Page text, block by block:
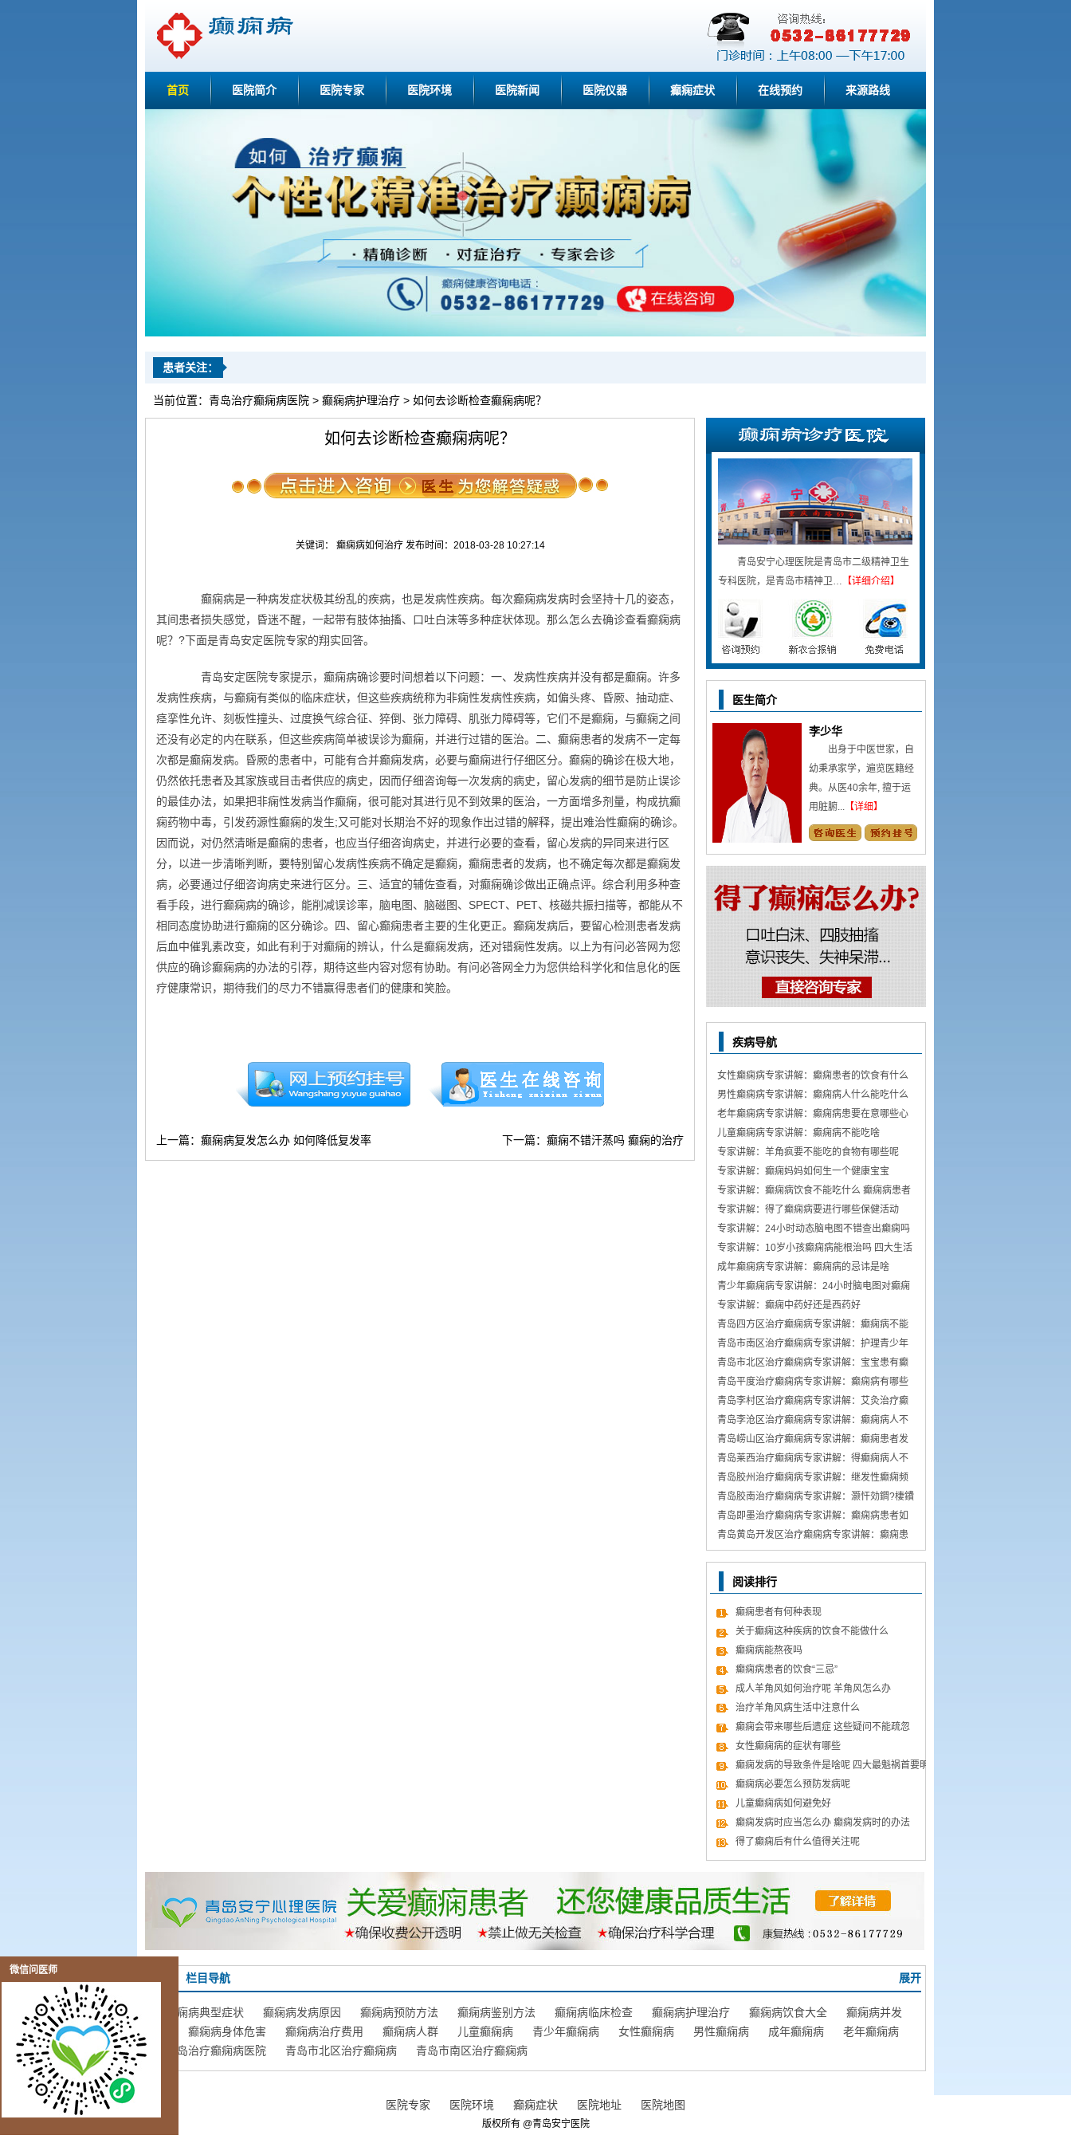
首页 医院简介 医院专家 医院环境 医院新闻 医院仪器 癫痫症状 在线预约 来源路线
患者关注：
当前位置： 青岛治疗癫痫病医院 > 癫痫病护理治疗 > 如何去诊断检查癫痫病呢？
如何去诊断检查癫痫病呢？
关键词： 癫痫病如何治疗 发布时间：2018-03-28 10:27:14
癫痫病是一种病发症状极其纷乱的疾病，也是发病性疾病。每次癫痫病发病时会坚持十几的姿态，
其间患者损失感觉，昏迷不醒，一起带有肢体抽搐、口吐白沫等多种症状体现。那么怎么去确诊查看癫痫病
呢？?下面是青岛安定医院专家的翔实回答。
青岛安定医院专家提示，癫痫病确诊要时间想着以下问题：一、发病性疾病并没有都是癫痫。许多
发病性疾病，与癫痫有类似的临床症状，但这些疾病统称为非痫性发病性疾病，如偏头疼、昏厥、抽动症、
痉挛性允许、刻板性撞头、过度换气综合征、猝倒、张力障碍、肌张力障碍等，它们不是癫痫，与癫痫之间
还没有必定的内在联系，但这些疾病简单被误诊为癫痫，并进行过错的医治。二、癫痫患者的发病不一定每
次都是癫痫发病。昏厥的患者中，可能有合并癫痫发病，必要与癫痫进行仔细区分。癫痫的确诊在极大地，
仍然依托患者及其家族或目击者供应的病史，因而仔细咨询每一次发病的病史，留心发病的细节是防止误诊
的最佳办法，如果把非痫性发病当作癫痫，很可能对其进行见不到效果的医治，一方面增多剂量，构成抗癫
痫药物中毒，引发药源性癫痫的发生;又可能对长期治不好的现象作出过错的解释，提出难治性癫痫的确诊。
因而说，对仍然清晰是癫痫的患者，也应当仔细咨询病史，并进行必要的查看，留心发病的异同来进行区
分，以进一步清晰判断，要特别留心发病性疾病不确定是癫痫，癫痫患者的发病，也不确定每次都是癫痫发
病，必要通过仔细咨询病史来进行区分。三、适宜的辅佐查看，对癫痫确诊做出正确点评。综合利用多种查
看手段，进行癫痫病的确诊，能削减误诊率，脑电图、脑磁图、SPECT、PET、核磁共振扫描等，都能从不
相同态度协助进行癫痫的区分确诊。四、留心癫痫患者主要的生化更正。癫痫发病后，要留心检测患者发病
后血中催乳素改变，如此有利于对癫痫的辨认，什么是癫痫发病，还对错痫性发病。以上为有问必答网为您
供应的确诊癫痫病的办法的引荐，期待这些内容对您有协助。有问必答网全力为您供给科学化和信息化的医
疗健康常识，期待我们的尽力不错赢得患者们的健康和笑脸。
上一篇： 癫痫病复发怎么办 如何降低复发率 下一篇： 癫痫不错汗蒸吗 癫痫的治疗
青岛安宁心理医院是青岛市二级精神卫生
专科医院，是青岛市精神卫… 【详细介绍】
医生简介
李少华
出身于中医世家，自
幼秉承家学，遍览医籍经
典。从医40余年, 擅于运
用脏腑... 【详细】
疾病导航
女性癫痫病专家讲解：癫痫患者的饮食有什么
需要留意的细节
男性癫痫病专家讲解：癫痫病人什么能吃什么
不能吃
老年癫痫病专家讲解：癫痫病患要在意哪些心
理情绪
儿童癫痫病专家讲解：癫痫病不能吃啥
专家讲解：羊角疯要不能吃的食物有哪些呢
专家讲解：癫痫妈妈如何生一个健康宝宝
专家讲解：癫痫病饮食不能吃什么 癫痫病患者
食疗方式
专家讲解：得了癫痫病要进行哪些保健活动
专家讲解：24小时动态脑电图不错查出癫痫吗
专家讲解：10岁小孩癫痫病能根治吗 四大生活
习惯走向健康
成年癫痫病专家讲解：癫痫病的忌讳是啥
青少年癫痫病专家讲解：24小时脑电图对癫痫
的诊断价值，下面几点
专家讲解：癫痫中药好还是西药好
青岛四方区治疗癫痫病专家讲解：癫痫病不能
做什么 日常7大忌讳不
青岛市南区治疗癫痫病专家讲解：护理青少年
癫痫的日常常识有哪些
青岛市北区治疗癫痫病专家讲解：宝宝患有癫
痫对智力作用大吗
青岛平度治疗癫痫病专家讲解：癫痫病有哪些
饮食忌讳 怎么饮食
青岛李村区治疗癫痫病专家讲解：艾灸治疗癫
痫病的处方 癫痫病应
青岛李沧区治疗癫痫病专家讲解：癫痫病人不
能吃哪些东西有哪些呢
青岛崂山区治疗癫痫病专家讲解：癫痫患者发
病急救措施
青岛莱西治疗癫痫病专家讲解：得癫痫病人不
错吃什么食物
青岛胶州治疗癫痫病专家讲解：继发性癫痫频
繁发病发作怎么办 怎
青岛胶南治疗癫痫病专家讲解：灏忓効鐧?棲鐨
勬?鏌ヤ簨椤归兘鏈
青岛即墨治疗癫痫病专家讲解：癫痫病患者如
何经过饮食更好的调理
青岛黄岛开发区治疗癫痫病专家讲解：癫痫患
者有什么值得关注 癫
阅读排行
癫痫患者有何种表现
关于癫痫这种疾病的饮食不能做什么
癫痫病能熬夜吗
癫痫病患者的饮食“三忌”
成人羊角风如何治疗呢 羊角风怎么办
治疗羊角风病生活中注意什么
癫痫会带来哪些后遗症 这些疑问不能疏忽
女性癫痫病的症状有哪些
癫痫发病的导致条件是啥呢 四大最魁祸首要明
了
癫痫病必要怎么预防发病呢
儿童癫痫病如何避免好
癫痫发病时应当怎么办 癫痫发病时的办法
得了癫痫后有什么值得关注呢
栏目导航 展开
癫痫病典型症状 癫痫病发病原因 癫痫病预防方法 癫痫病鉴别方法 癫痫病临床检查 癫痫病护理治疗 癫痫病饮食大全
癫痫病并发
癫痫病身体危害 癫痫病治疗费用 癫痫病人群 儿童癫痫病 青少年癫痫病 女性癫痫病 男性癫痫病 成年癫痫病
老年癫痫病
青岛治疗癫痫病医院
青岛市北区治疗癫痫病 青岛市南区治疗癫痫病
医院专家 医院环境 癫痫症状 医院地址 医院地图
版权所有 @青岛安宁医院
微信问医师